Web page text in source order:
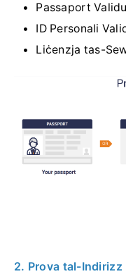
Passaport Validu
ID Personali
Liċenzja tas-
2. Prova tal-Indirizz